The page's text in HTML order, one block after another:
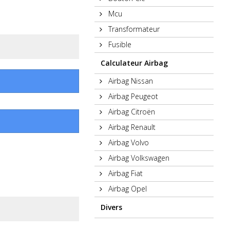
Mcu
Transformateur
Fusible
Calculateur Airbag
Airbag Nissan
Airbag Peugeot
Airbag Citroën
Airbag Renault
Airbag Volvo
Airbag Volkswagen
Airbag Fiat
Airbag Opel
Divers